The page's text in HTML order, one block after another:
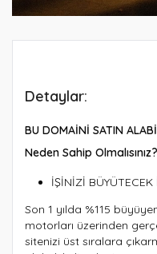
Detaylar:
BU DOMAİNİ SATIN
Neden Sahip Olmalısınız?
İŞİNİZİ
Son 1 yılda %115
motorları üzerinden
sitenizi üst sıralara